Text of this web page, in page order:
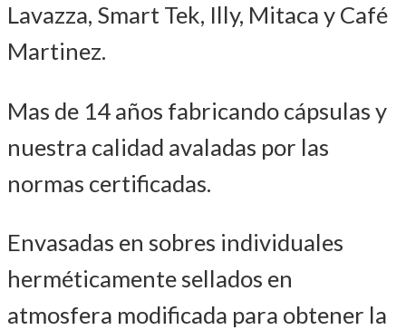
Lavazza, Smart Tek, Illy, Mitaca y Café
Martinez.
Mas de 14 años fabricando cápsulas y
nuestra calidad avaladas por las
normas certificadas.
Envasadas en sobres individuales
herméticamente sellados en
atmosfera modificada para obtener la